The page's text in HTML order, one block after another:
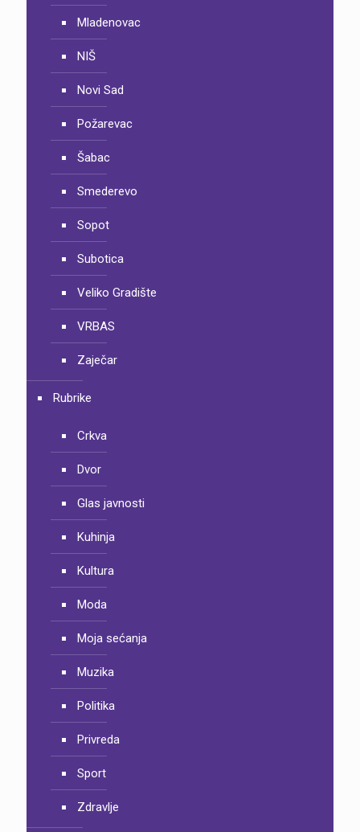
Mladenovac
NIŠ
Novi Sad
Požarevac
Šabac
Smederevo
Sopot
Subotica
Veliko Gradište
VRBAS
Zaječar
Rubrike
Crkva
Dvor
Glas javnosti
Kuhinja
Kultura
Moda
Moja sećanja
Muzika
Politika
Privreda
Sport
Zdravlje